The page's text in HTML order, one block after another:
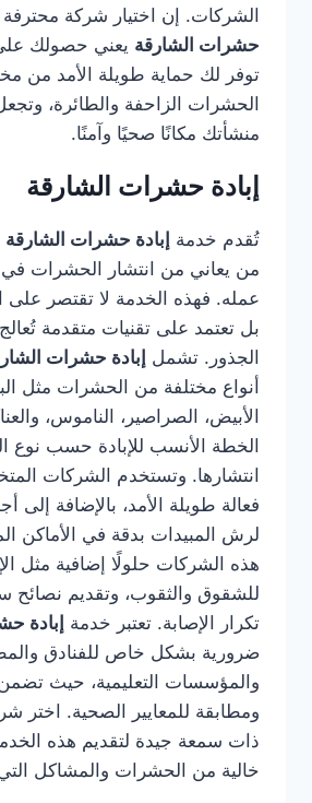
الشركات. إن اختيار شركة
حشرات الشارقة يعني حصولك
توفر لك حماية طويلة الأمد من
الحشرات الزاحفة والطائرة،
منشأتك مكانًا صحيًا وآمنًا.
إبادة حشرات الشارقة
تُقدم خدمة إبادة حشرات الشارقة
من يعاني من انتشار الحشرات في
عمله. فهذه الخدمة لا تقتصر
بل تعتمد على تقنيات متقدمة
الجذور. تشمل إبادة حشرات
أنواع مختلفة من الحشرات مثل
الأبيض، الصراصير، الناموس،
الخطة الأنسب للإبادة حسب نوع
انتشارها. وتستخدم الشركات
فعالة طويلة الأمد، بالإضافة إلى
لرش المبيدات بدقة في الأماكن
هذه الشركات حلولًا إضافية مثل
للشقوق والثقوب، وتقديم نصائح
تكرار الإصابة. تعتبر خدمة إبادة
ضرورية بشكل خاص للفنادق
والمؤسسات التعليمية، حيث تضمن
ومطابقة للمعايير الصحية. اختر
ذات سمعة جيدة لتقديم هذه
خالية من الحشرات والمشاكل